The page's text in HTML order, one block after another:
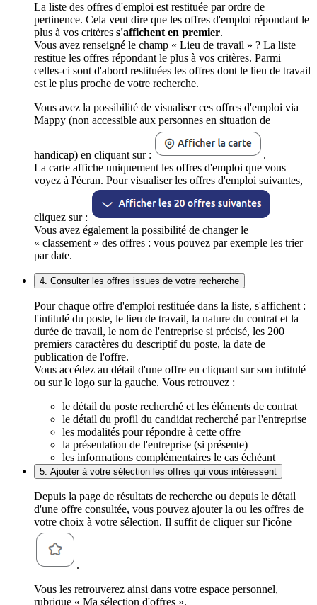
La liste des offres d'emploi est restituée par ordre de
pertinence. Cela veut dire que les offres d'emploi répondant le
plus à vos critères s'affichent en premier.
Vous avez renseigné le champ « Lieu de travail » ? La liste
restitue les offres répondant le plus à vos critères. Parmi
celles-ci sont d'abord restituées les offres dont le lieu de travail
est le plus proche de votre recherche.
Vous avez la possibilité de visualiser ces offres d'emploi via
Mappy (non accessible aux personnes en situation de
handicap) en cliquant sur :
.
La carte affiche uniquement les offres d'emploi que vous
voyez à l'écran. Pour visualiser les offres d'emploi suivantes,
cliquez sur :
Vous avez également la possibilité de changer le
« classement » des offres : vous pouvez par exemple les trier
par date.
4. Consulter les offres issues de votre recherche
Pour chaque offre d'emploi restituée dans la liste, s'affichent :
l'intitulé du poste, le lieu de travail, la nature du contrat et la
durée de travail, le nom de l'entreprise si précisé, les 200
premiers caractères du descriptif du poste, la date de
publication de l'offre.
Vous accédez au détail d'une offre en cliquant sur son intitulé
ou sur le logo sur la gauche. Vous retrouvez :
le détail du poste recherché et les éléments de contrat
le détail du profil du candidat recherché par l'entreprise
les modalités pour répondre à cette offre
la présentation de l'entreprise (si présente)
les informations complémentaires le cas échéant
5. Ajouter à votre sélection les offres qui vous intéressent
Depuis la page de résultats de recherche ou depuis le détail
d'une offre consultée, vous pouvez ajouter la ou les offres de
votre choix à votre sélection. Il suffit de cliquer sur l'icône
.
Vous les retrouverez ainsi dans votre espace personnel,
rubrique « Ma sélection d'offres ».